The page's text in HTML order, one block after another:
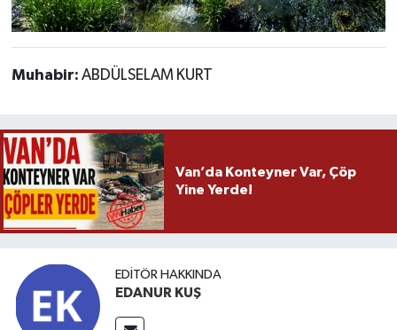
Muhabir: ABDÜLSELAM KURT
Van’da Konteyner Var, Çöp
Yine Yerde!
EDITÖR HAKKINDA
EDANUR KUŞ